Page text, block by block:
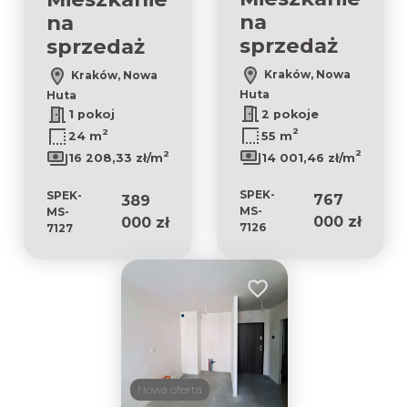
na
sprzedaż
Kraków, Nowa
Huta
1 pokoj
24 m2
16 208,33 zł/m2
SPEK-
MS-
7127
389
000 zł
na
sprzedaż
Kraków, Nowa
Huta
2 pokoje
55 m2
14 001,46 zł/m2
SPEK-
MS-
7126
767
000 zł
Nowa oferta
Dodaj do ulubionych